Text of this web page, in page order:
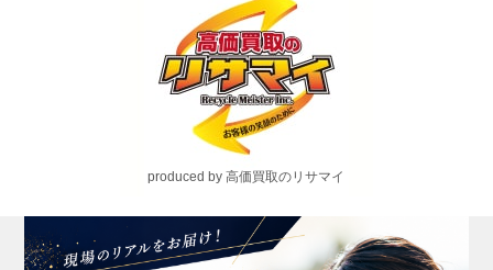
produced by 高価買取のリサマイ